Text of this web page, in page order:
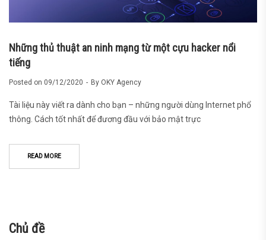
Những thủ thuật an ninh mạng từ một cựu hacker nổi
tiếng
Posted on 09/12/2020 By OKY Agency
Tài liệu này viết ra dành cho bạn – những người dùng Internet phổ
thông. Cách tốt nhất để đương đầu với bảo mật trực
READ MORE
Chủ đề